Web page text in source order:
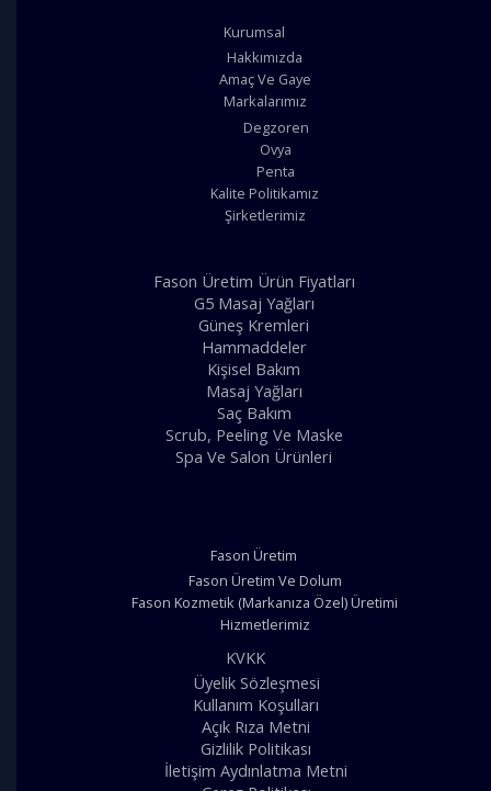
Kurumsal
Hakkımızda
Amaç Ve Gaye
Markalarımız
Degzoren
Ovya
Penta
Kalite Politikamız
Şirketlerimiz
Fason Üretim Ürün Fiyatları
G5 Masaj Yağları
Güneş Kremleri
Hammaddeler
Kişisel Bakım
Masaj Yağları
Saç Bakım
Scrub, Peeling Ve Maske
Spa Ve Salon Ürünleri
Fason Üretim
Fason Üretim Ve Dolum
Fason Kozmetik (Markanıza Özel) Üretimi
Hizmetlerimiz
KVKK
Üyelik Sözleşmesi
Kullanım Koşulları
Açık Rıza Metni
Gizlilik Politikası
İletişim Aydınlatma Metni